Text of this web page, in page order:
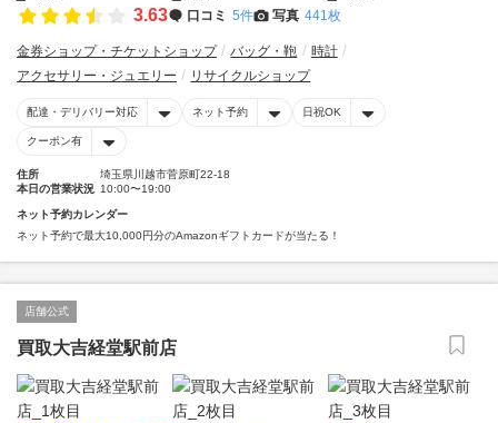
3.63 口コミ 5件 写真 441枚
金券ショップ・チケットショップ バッグ・鞄
時計
アクセサリー・ジュエリー
リサイクルショップ
配達・デリバリー対応 ネット予約 日祝OK
クーポン有
住所
埼玉県川越市菅原町22-18
本日の営業状況 10:00〜19:00
ネット予約カレンダー
ネット予約で最大10,000円分のAmazonギフトカードが当たる！
店舗公式
買取大吉経堂駅前店